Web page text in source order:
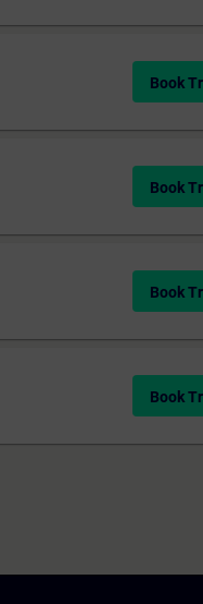
Book
Book
Book
Book